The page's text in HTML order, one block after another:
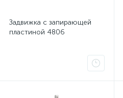
Задвижка с запирающей
пластиной 4806